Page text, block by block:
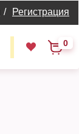
/ Регистрация
0